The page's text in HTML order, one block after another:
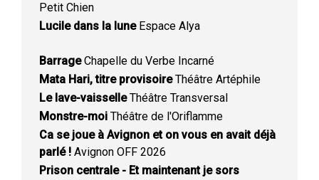
Petit Chien
Lucile dans la luneEspace Alya
BarrageChapelle du Verbe Incarné
Mata Hari, titre provisoireThéâtre Artéphile
Le lave-vaisselleThéâtre Transversal
Monstre-moi Théâtre de l'Oriflamme
Ca se joue à Avignon et on vous en avait déjà
parlé ! Avignon OFF 2026
Prison centrale - Et maintenant je sors